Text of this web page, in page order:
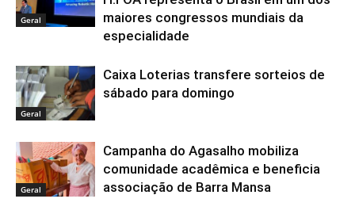
Geral
maiores congressos mundiais da
especialidade
Geral
Caixa Loterias transfere sorteios de
sábado para domingo
Geral
Campanha do Agasalho mobiliza
comunidade acadêmica e beneficia
associação de Barra Mansa